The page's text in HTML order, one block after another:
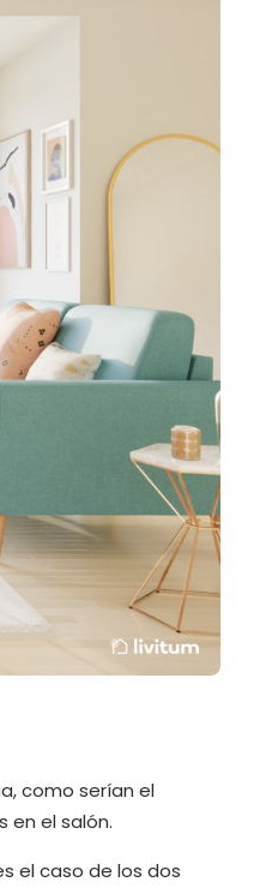
como serían el
en el salón.
el caso de los dos